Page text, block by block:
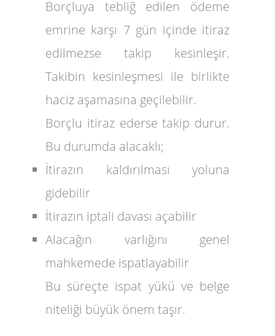
Borçluya tebliğ edilen ödeme
emrine karşı 7 gün içinde itiraz
edilmezse takip kesinleşir.
Takibin kesinleşmesi ile birlikte
haciz aşamasına geçilebilir.
Borçlu itiraz ederse takip durur.
Bu durumda alacaklı;
İtirazın kaldırılması yoluna
gidebilir
İtirazın iptali davası açabilir
Alacağın varlığını genel
mahkemede ispatlayabilir
Bu süreçte ispat yükü ve belge
niteliği büyük önem taşır.